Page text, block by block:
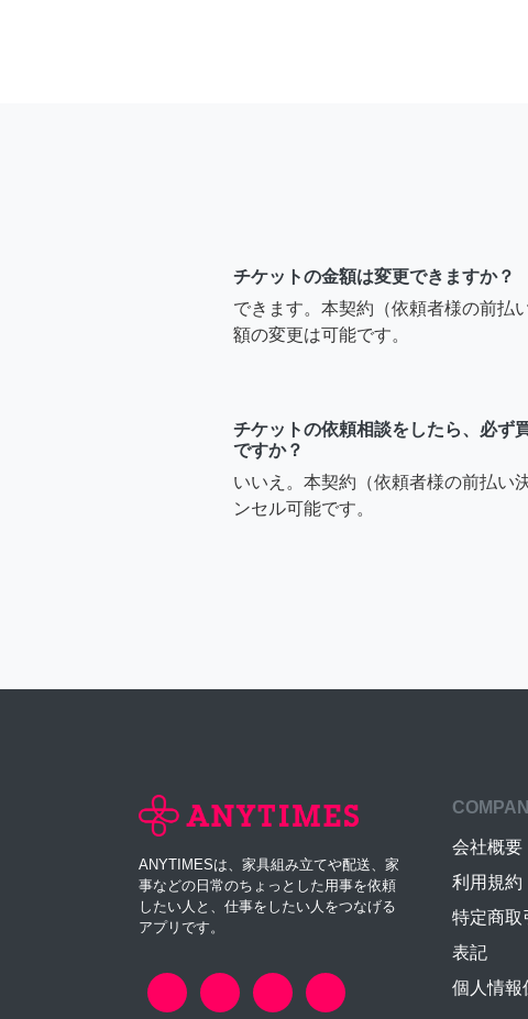
チケットの金額は変更できますか？
できます。本契約（依頼者様の前払
額の変更は可能です。
チケットの依頼相談をしたら、必ず
ですか？
いいえ。本契約（依頼者様の前払い
ンセル可能です。
ANYTIMESは、家具組み立てや配送、家
事などの日常のちょっとした用事を依頼
したい人と、仕事をしたい人をつなげる
アプリです。
会社概要
利用規約
特定商取
表記
個人情報